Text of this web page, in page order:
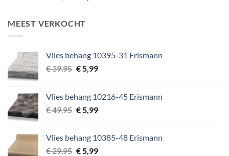
€ 64,95.
MEEST VERKOCHT
Vlies behang 10395-31 Erismann
€39,95 Oorspronkelijke
€ 39,95.
€5,99Huidige
€ 5,99.
Vlies behang 10216-45 Erismann
€49,95 Oorspronkelijke
€ 49,95.
€5,99Huidige
€ 5,99.
Vlies behang 10385-48 Erismann
€29,95 Oorspronkelijke
€5,99Huidige